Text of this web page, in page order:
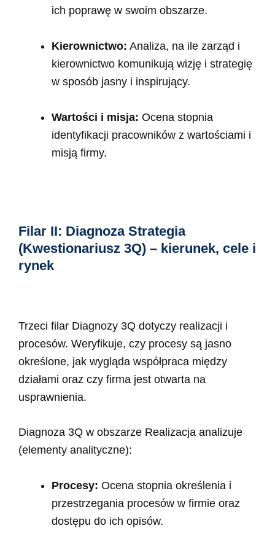
ich poprawę w swoim obszarze.
Kierownictwo: Analiza, na ile zarząd i
kierownictwo komunikują wizję i strategię
w sposób jasny i inspirujący.
Wartości i misja: Ocena stopnia
identyfikacji pracowników z wartościami i
misją firmy.
Filar II: Diagnoza Strategia
(Kwestionariusz 3Q) – kierunek, cele i
rynek
Trzeci filar Diagnozy 3Q dotyczy realizacji i
procesów. Weryfikuje, czy procesy są jasno
określone, jak wygląda współpraca między
działami oraz czy firma jest otwarta na
usprawnienia.
Diagnoza 3Q w obszarze Realizacja analizuje
(elementy analityczne):
Procesy: Ocena stopnia określenia i
przestrzegania procesów w firmie oraz
dostępu do ich opisów.